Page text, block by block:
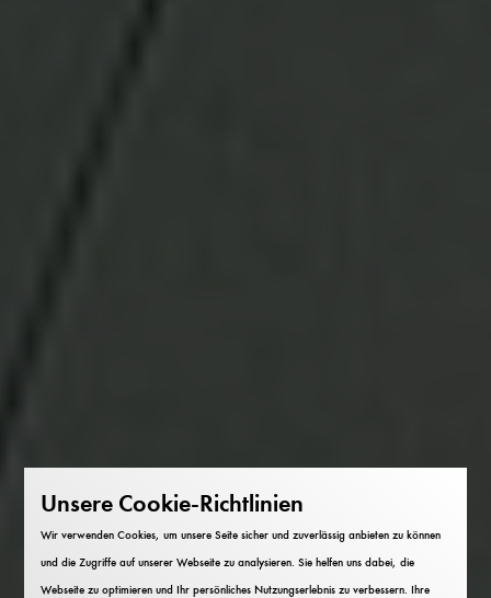
Unsere Cookie-Richtlinien
Wir verwenden Cookies, um unsere Seite sicher und zuverlässig anbieten zu können
und die Zugriffe auf unserer Webseite zu analysieren. Sie helfen uns dabei, die
Webseite zu optimieren und Ihr persönliches Nutzungserlebnis zu verbessern. Ihre